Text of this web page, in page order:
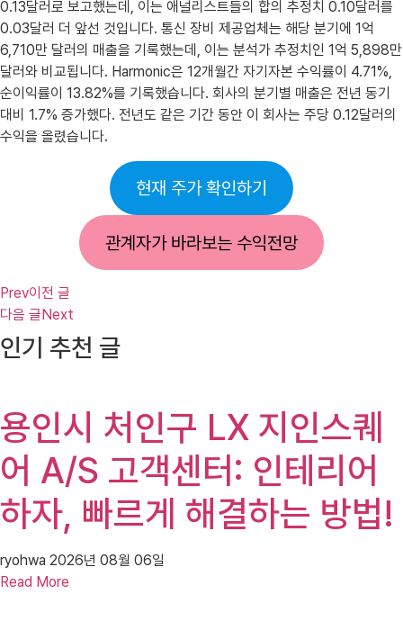
0.13달러로 보고했는데, 이는 애널리스트들의 합의 추정치 0.10달러를
0.03달러 더 앞선 것입니다. 통신 장비 제공업체는 해당 분기에 1억
6,710만 달러의 매출을 기록했는데, 이는 분석가 추정치인 1억 5,898만
달러와 비교됩니다. Harmonic은 12개월간 자기자본 수익률이 4.71%,
순이익률이 13.82%를 기록했습니다. 회사의 분기별 매출은 전년 동기
대비 1.7% 증가했다. 전년도 같은 기간 동안 이 회사는 주당 0.12달러의
수익을 올렸습니다.
현재 주가 확인하기
관계자가 바라보는 수익전망
Prev이전 글
다음 글 Next
인기 추천 글
용인시 처인구 LX 지인스퀘
어 A/S 고객센터: 인테리어
하자, 빠르게 해결하는 방법!
ryohwa 2026년 08월 06일
Read More